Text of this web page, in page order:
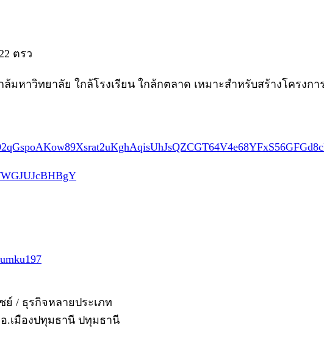
ตรว
มหาวิทยาลัย ใกล้โรงเรียน ใกล้กตลาด เหมาะสำหรับสร้างโครง
/ ธุรกิจหลายประเภท
.เมืองปทุมธานี ปทุมธานี